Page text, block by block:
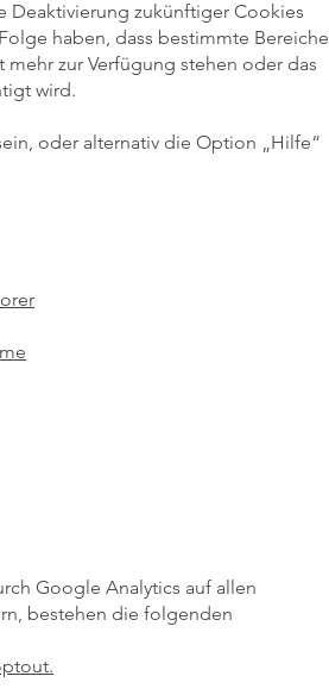
Deaktivierung zukünftiger Cookies
haben, dass bestimmte Bereiche
zur Verfügung stehen oder das
wird.
oder alternativ die Option „Hilfe“
Google Analytics auf allen
bestehen die folgenden